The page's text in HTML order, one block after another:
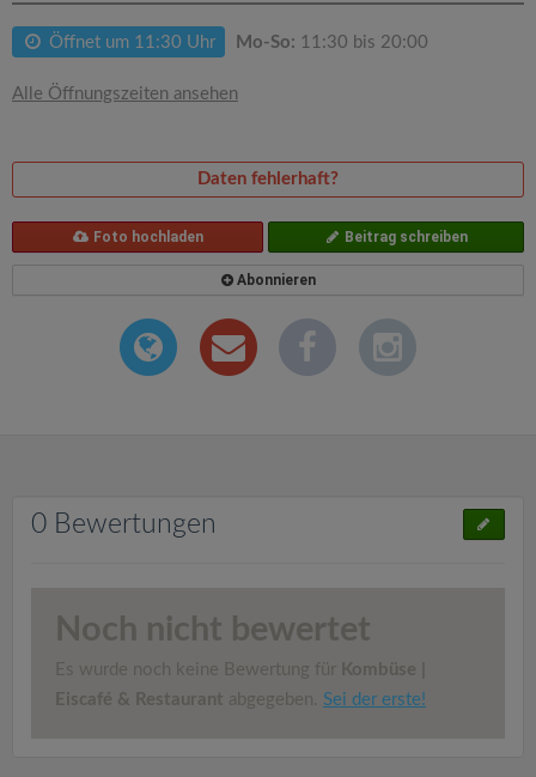
Öffnet um 11:30 Uhr Mo-So: 11:30 bis 20:00
Alle Öffnungszeiten ansehen
Daten fehlerhaft?
Foto hochladen Beitrag schreiben
Abonnieren
0 Bewertungen
Noch nicht bewertet
Es wurde noch keine Bewertung für Kombüse |
Eiscafé & Restaurant abgegeben. Sei der erste!
t
n